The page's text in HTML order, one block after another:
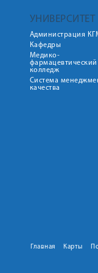
УНИВЕРСИТЕТ
Администрация
Кафедры
Медико-
фармацевтический
колледж
Система
качества
Главная Карты